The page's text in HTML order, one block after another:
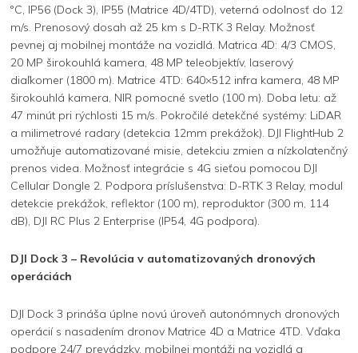
°C, IP56 (Dock 3), IP55 (Matrice 4D/4TD), veterná odolnosť do 12
m/s. Prenosový dosah až 25 km s D-RTK 3 Relay. Možnosť
pevnej aj mobilnej montáže na vozidlá. Matrica 4D: 4/3 CMOS,
20 MP širokouhlá kamera, 48 MP teleobjektív, laserový
diaľkomer (1800 m). Matrice 4TD: 640×512 infra kamera, 48 MP
širokouhlá kamera, NIR pomocné svetlo (100 m). Doba letu: až
47 minút pri rýchlosti 15 m/s. Pokročilé detekčné systémy: LiDAR
a milimetrové radary (detekcia 12mm prekážok). DJI FlightHub 2
umožňuje automatizované misie, detekciu zmien a nízkolatenčný
prenos videa. Možnosť integrácie s 4G sieťou pomocou DJI
Cellular Dongle 2. Podpora príslušenstva: D-RTK 3 Relay, modul
detekcie prekážok, reflektor (100 m), reproduktor (300 m, 114
dB), DJI RC Plus 2 Enterprise (IP54, 4G podpora).
DJI Dock 3 – Revolúcia v automatizovaných dronových
operáciách
DJI Dock 3 prináša úplne novú úroveň autonómnych dronových
operácií s nasadením dronov Matrice 4D a Matrice 4TD. Vďaka
podpore 24/7 prevádzky, mobilnej montáži na vozidlá a